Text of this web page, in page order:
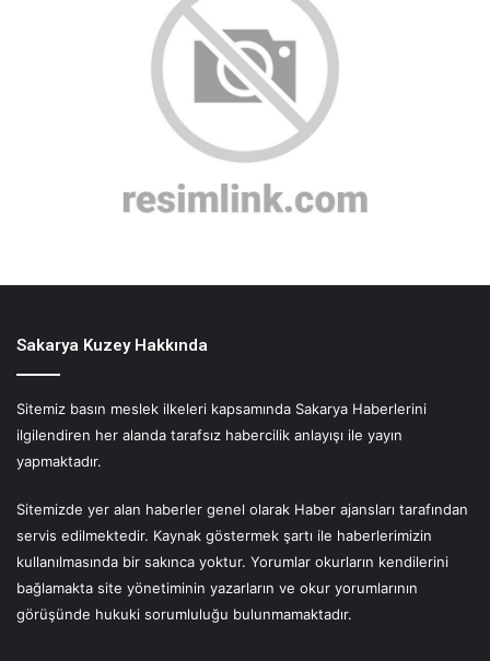
Sakarya Kuzey Hakkında
Sitemiz basın meslek ilkeleri kapsamında Sakarya Haberlerini
ilgilendiren her alanda tarafsız habercilik anlayışı ile yayın
yapmaktadır.
Sitemizde yer alan haberler genel olarak Haber ajansları tarafından
servis edilmektedir. Kaynak göstermek şartı ile haberlerimizin
kullanılmasında bir sakınca yoktur. Yorumlar okurların kendilerini
bağlamakta site yönetiminin yazarların ve okur yorumlarının
görüşünde hukuki sorumluluğu bulunmamaktadır.